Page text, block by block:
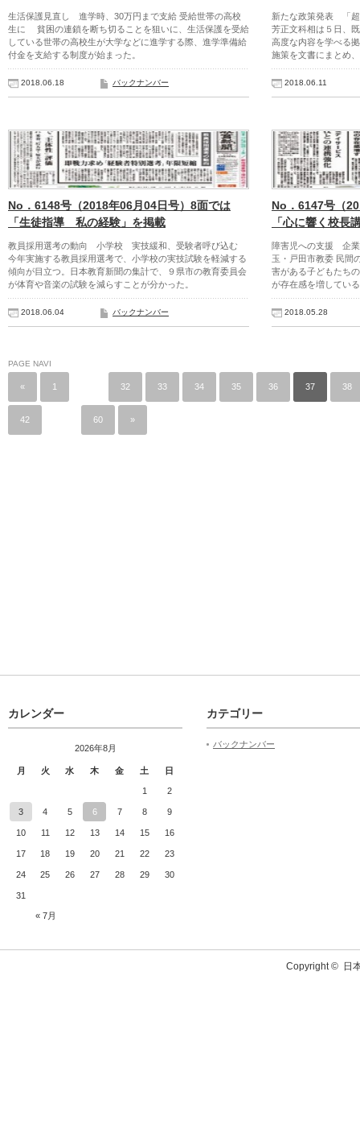
生活保護見直し 進学時、30万円まで支給 受給世帯の高校
生に 貧困の連鎖を断ち切ることを狙いに、生活保護を受給
している世帯の高校生が大学などに進学する際、進学準備給
付金を支給する制度が始まった。
2018.06.18 バックナンバー
新たな政策発表 「
芳正文科相は５日、
高度な内容を学べる
施策を文書にまとめ
2018.06.11
No．6148号（2018年06月04日号）8面では
「生徒指導 私の経験」を掲載
教員採用選考の動向 小学校 実技緩和、受験者呼び込む
今年実施する教員採用選考で、小学校の実技試験を軽減する
傾向が目立つ。日本教育新聞の集計で、９県市の教育委員会
が体育や音楽の試験を減らすことが分かった。
2018.06.04 バックナンバー
No．6147号（
「心に響く校長
障害児への支援 企業
玉・戸田市教委 民
害がある子どもたち
が存在感を増してい
2018.05.28
PAGE NAVI
« 1 32 33 34 35 36 37 38
42 60 »
カレンダー
2026年8月
月 火 水 木 金 土 日
« 7月
1 2
3 4 5 6 7 8 9
10 11 12 13 14 15 16
17 18 19 20 21 22 23
24 25 26 27 28 29 30
31
カテゴリー
バックナンバー
Copyright © 日